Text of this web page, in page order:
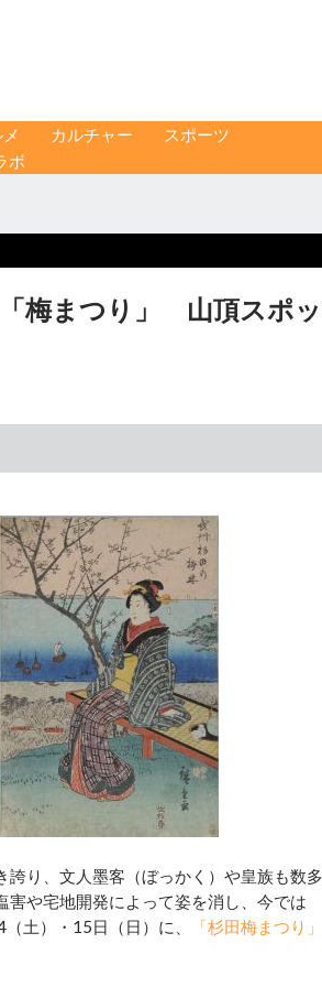
カルチャー
スポーツ
ボ
梅まつり」 山頂スポッ
り、文人墨客（ぼっかく）や皇族も数多
害や宅地開発によって姿を消し、今では
土）・15日（日）に、
「杉田梅まつり」